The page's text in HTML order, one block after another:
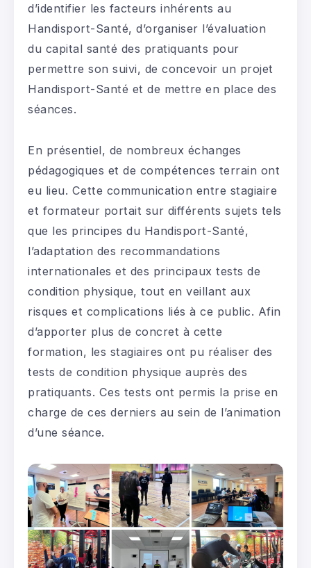
d’identifier les facteurs inhérents au
Handisport-Santé, d’organiser l’évaluation
du capital santé des pratiquants pour
permettre son suivi, de concevoir un projet
Handisport-Santé et de mettre en place des
séances.
En présentiel, de nombreux échanges
pédagogiques et de compétences terrain ont
eu lieu. Cette communication entre stagiaire
et formateur portait sur différents sujets tels
que les principes du Handisport-Santé,
l’adaptation des recommandations
internationales et des principaux tests de
condition physique, tout en veillant aux
risques et complications liés à ce public. Afin
d’apporter plus de concret à cette
formation, les stagiaires ont pu réaliser des
tests de condition physique auprès des
pratiquants. Ces tests ont permis la prise en
charge de ces derniers au sein de l’animation
d’une séance.